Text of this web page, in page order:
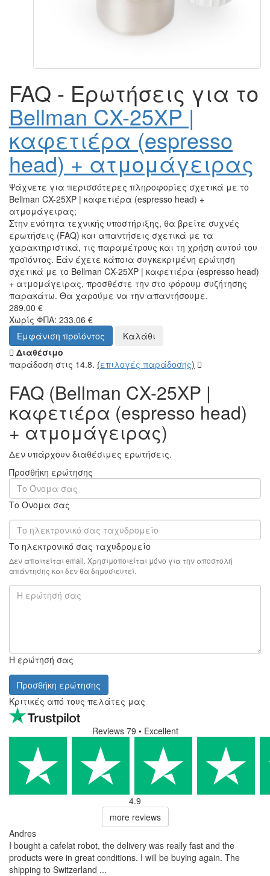
FAQ - Ερωτήσεις για το
Bellman CX-25XP |
καφετιέρα (espresso
head) + ατμομάγειρας
Ψάχνετε για περισσότερες πληροφορίες σχετικά με το
Bellman CX-25XP | καφετιέρα (espresso head) +
ατμομάγειρας;
Στην ενότητα τεχνικής υποστήριξης, θα βρείτε συχνές
ερωτήσεις (FAQ) και απαντήσεις σχετικά με τα
χαρακτηριστικά, τις παραμέτρους και τη χρήση αυτού του
προϊόντος. Εάν έχετε κάποια συγκεκριμένη ερώτηση
σχετικά με το Bellman CX-25XP | καφετιέρα (espresso head)
+ ατμομάγειρας, προσθέστε την στο φόρουμ συζήτησης
παρακάτω. Θα χαρούμε να την απαντήσουμε.
289,00 €
Χωρίς ΦΠΑ: 233,06 €
Εμφάνιση προϊόντος
Καλάθι
Διαθέσιμο
παράδοση στις 14.8. (επιλογές παράδοσης)
FAQ (Bellman CX-25XP |
καφετιέρα (espresso head)
+ ατμομάγειρας)
Δεν υπάρχουν διαθέσιμες ερωτήσεις.
Προσθήκη ερώτησης
Το Όνομα σας
Το ηλεκτρονικό σας ταχυδρομείο
Δεν απαιτείται email. Χρησιμοποιείται μόνο για την αποστολή
απάντησης και δεν θα δημοσιευτεί.
Η ερώτησή σας
Προσθήκη ερώτησης
Κριτικές από τους πελάτες μας
Reviews 79 • Excellent
4.9
more reviews
Andres
I bought a cafelat robot, the delivery was really fast and the
products were in great conditions. I will be buying again. The
shipping to Switzerland ...